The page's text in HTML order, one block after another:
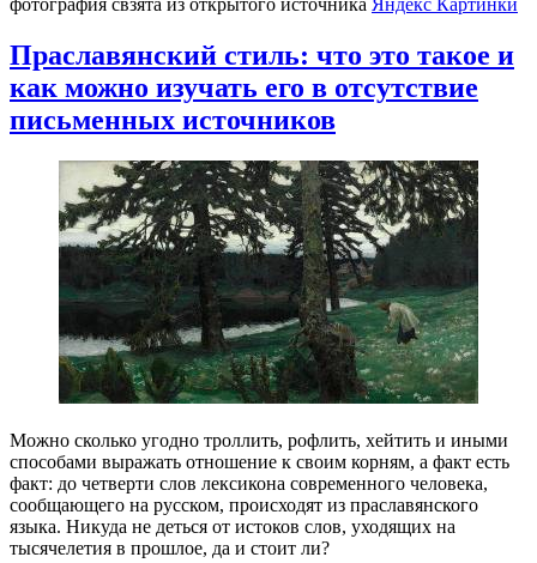
фотография свзята из открытого источника Яндекс Картинки
Праславянский стиль: что это такое и
как можно изучать его в отсутствие
письменных источников
Можно сколько угодно троллить, рофлить, хейтить и иными
способами выражать отношение к своим корням, а факт есть
факт: до четверти слов лексикона современного человека,
сообщающего на русском, происходят из праславянского
языка. Никуда не деться от истоков слов, уходящих на
тысячелетия в прошлое, да и стоит ли?